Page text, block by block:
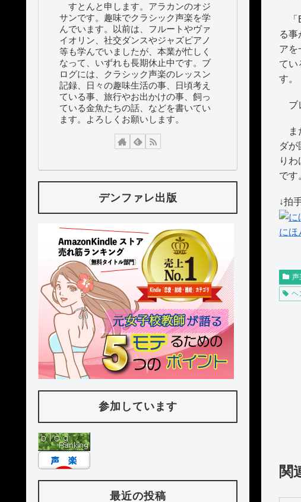
「
る
アを
てい
す。
ブ
ま
ダ
り
です
↓拍
にほ
声
ヘ
関
すとんと申します。アラカンのオジ
サンです。趣味でクラシック声楽を学
んでいます。以前は、フルートやヴァ
イオリン、社交ダンスやジャズピアノ
等も学んでいましたが、本業が忙しく
なって、いずれも長期休止中です。ブ
ログには、クラシック声楽のレッスン
記録、日々の趣味生活の事、日頃考え
ている事、旅行やお出かけの事、飼っ
ている金魚たちの話、などを書いてい
ます。よろしくお願いします。
デンファレ出版
参加しています
最近の投稿